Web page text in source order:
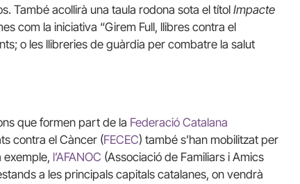
També acollirà una taula rodona sota el títol Impacte
com la iniciativa “Girem Full, llibres contra el
o les llibreries de guàrdia per combatre la salut
que formen part de la Federació Catalana
contra el Càncer (FECEC) també s’han mobilitzat per
exemple, l’AFANOC (Associació de Familiars i Amics
a les principals capitals catalanes, on vendrà